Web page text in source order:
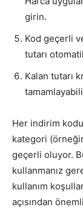
girin.
Kod geçerli
tutarı
Kalan tutarı
Her indirim
kategori
geçerli oluyor.
kullanmanız
kullanım
açısından